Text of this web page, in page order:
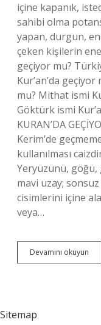
içine kapanık,
sahibi olma
yapan, durgun,
çeken kişilerin
geçiyor mu?
Kur’an’da
mu? Mithat ismi
Göktürk ismi
KURAN’DA
Kerim’de
kullanılması
Yeryüzünü,
mavi uzay;
cisimlerini içine
veya…
Devamını okuyun
Sitemap